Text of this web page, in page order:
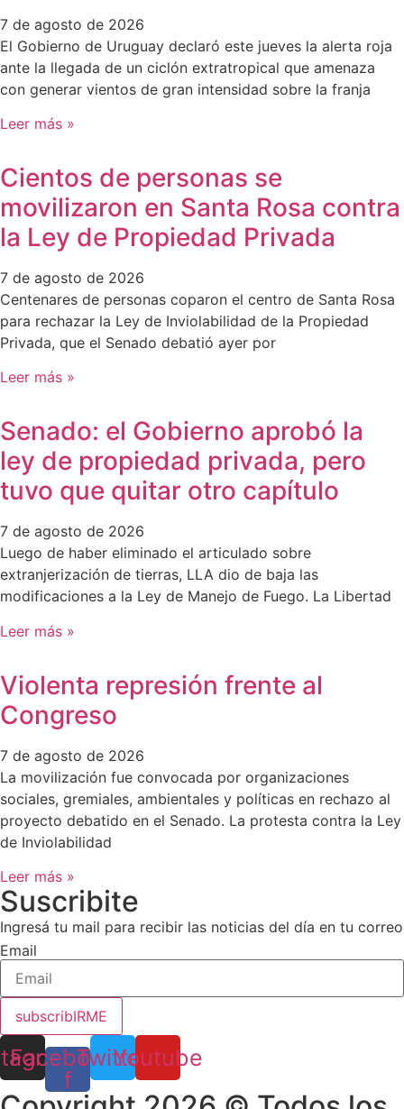
7 de agosto de 2026
El Gobierno de Uruguay declaró este jueves la alerta roja
ante la llegada de un ciclón extratropical que amenaza
con generar vientos de gran intensidad sobre la franja
Leer más »
Cientos de personas se
movilizaron en Santa Rosa contra
la Ley de Propiedad Privada
7 de agosto de 2026
Centenares de personas coparon el centro de Santa Rosa
para rechazar la Ley de Inviolabilidad de la Propiedad
Privada, que el Senado debatió ayer por
Leer más »
Senado: el Gobierno aprobó la
ley de propiedad privada, pero
tuvo que quitar otro capítulo
7 de agosto de 2026
Luego de haber eliminado el articulado sobre
extranjerización de tierras, LLA dio de baja las
modificaciones a la Ley de Manejo de Fuego. La Libertad
Leer más »
Violenta represión frente al
Congreso
7 de agosto de 2026
La movilización fue convocada por organizaciones
sociales, gremiales, ambientales y políticas en rechazo al
proyecto debatido en el Senado. La protesta contra la Ley
de Inviolabilidad
Leer más »
Suscribite
Ingresá tu mail para recibir las noticias del día en tu correo
Email
subscribIRME
Facebook-
f
TwitterYoutube